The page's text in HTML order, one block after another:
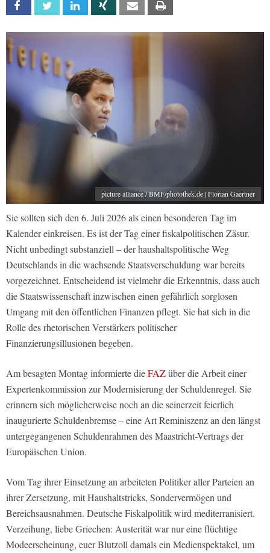
Facebook Twitter Linkedin Xing Email
picture alliance / BMF/photothek.de | Florian Gaertner
Sie sollten sich den 6. Juli 2026 als einen besonderen Tag im
Kalender einkreisen. Es ist der Tag einer fiskalpolitischen Zäsur.
Nicht unbedingt substanziell – der haushaltspolitische Weg
Deutschlands in die wachsende Staatsverschuldung war bereits
vorgezeichnet. Entscheidend ist vielmehr die Erkenntnis, dass auch
die Staatswissenschaft inzwischen einen gefährlich sorglosen
Umgang mit den öffentlichen Finanzen pflegt. Sie hat sich in die
Rolle des rhetorischen Verstärkers politischer
Finanzierungsillusionen begeben.
Am besagten Montag informierte dieFAZüber die Arbeit einer
Expertenkommission zur Modernisierung der Schuldenregel. Sie
erinnern sich möglicherweise noch an die seinerzeit feierlich
inaugurierte Schuldenbremse – eine Art Reminiszenz an den längst
untergegangenen Schuldenrahmen des Maastricht-Vertrags der
Europäischen Union.
Vom Tag ihrer Einsetzung an arbeiteten Politiker aller Parteien an
ihrer Zersetzung, mit Haushaltstricks, Sondervermögen und
Bereichsausnahmen. Deutsche Fiskalpolitik wird mediterranisiert.
Verzeihung, liebe Griechen: Austerität war nur eine flüchtige
Modeerscheinung, euer Blutzoll damals ein Medienspektakel, um